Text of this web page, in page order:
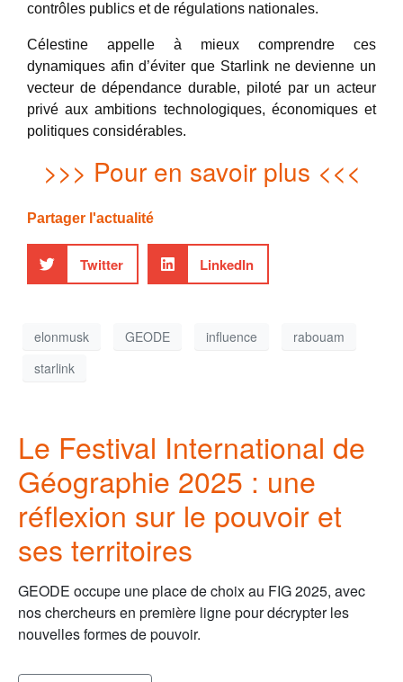
contrôles publics et de régulations nationales.
Célestine appelle à mieux comprendre ces
dynamiques afin d’éviter que Starlink ne devienne un
vecteur de dépendance durable, piloté par un acteur
privé aux ambitions technologiques, économiques et
politiques considérables.
>>> Pour en savoir plus <<<
Partager l'actualité
Twitter LinkedIn
elonmusk GEODE influence
rabouam
starlink
Le Festival International de
Géographie 2025 : une
réflexion sur le pouvoir et
ses territoires
GEODE occupe une place de choix au FIG 2025, avec
nos chercheurs en première ligne pour décrypter les
nouvelles formes de pouvoir.